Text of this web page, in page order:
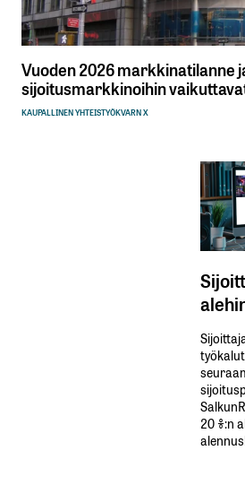
Vuoden 2026 markkinatilanne
sijoitusmarkkinoihin
KAUPALLINEN YHTEISTYÖKVARN X
20 %:n